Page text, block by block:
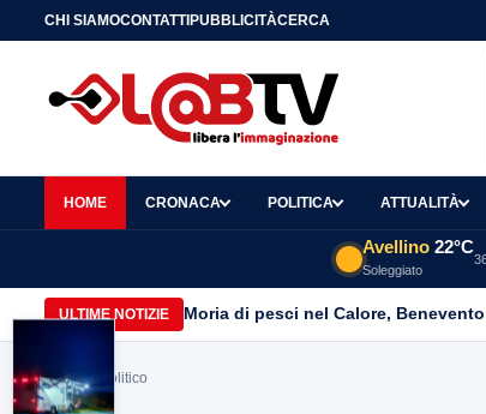
CHI SIAMOCONTATTIPUBBLICITÀCERCA
HOME CRONACA POLITICA ATTUALITÀ
Avellino 22°C
Soleggiato
ULTIME NOTIZIE Moria di pesci nel Calore,
Home> Politico